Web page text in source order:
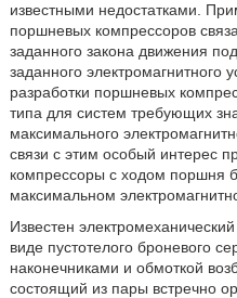
известными недостатками.
поршневых компрессоров
заданного закона движения
заданного электромагнитного
разработки поршневых
типа для систем требующих
максимального
связи с этим особый интерес
компрессоры с ходом поршня
максимальном
Известен
виде пустотелого броневого
наконечниками и обмоткой
состоящий из пары встречно